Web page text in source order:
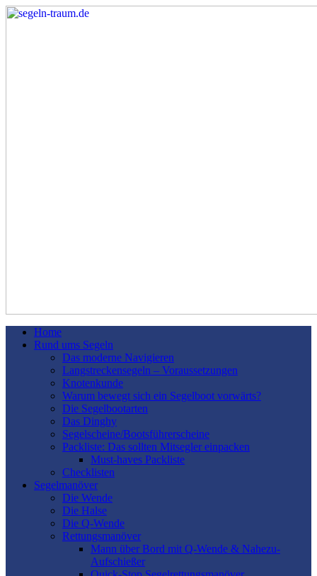
Home
Rund ums Segeln
Das moderne Navigieren
Langstreckensegeln – Voraussetzungen
Knotenkunde
Warum bewegt sich ein Segelboot vorwärts?
Die Segelbootarten
Das Dinghy
Segelscheine/Bootsführerscheine
Packliste: Das sollten Mitsegler einpacken
Must-haves Packliste
Checklisten
Segelmanöver
Die Wende
Die Halse
Die Q-Wende
Rettungsmanöver
Mann über Bord mit Q-Wende & Nahezu-
Aufschießer